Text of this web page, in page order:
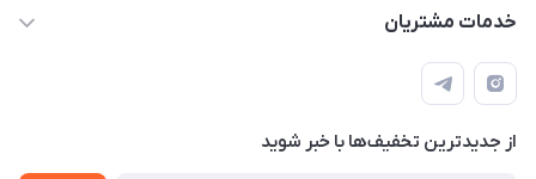
طبقه همکف واحد 131
مجله فروشگاه
درباره ما
تماس با ما
خدمات مشتریان
قوانین و مقررات
حریم خصوصی
راهنما
از جدید‌ترین تخفیف‌ها با‌ خبر شوید